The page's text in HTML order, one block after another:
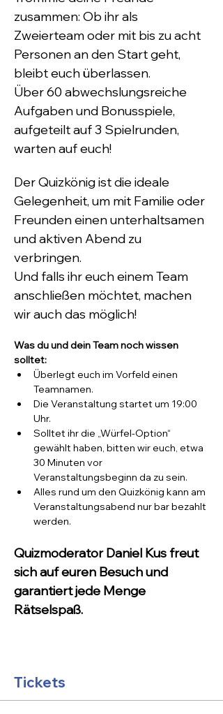
zusammen: Ob ihr als
Zweierteam oder mit bis zu acht
Personen an den Start geht,
bleibt euch überlassen.
Über 60 abwechslungsreiche
Aufgaben und Bonusspiele,
aufgeteilt auf 3 Spielrunden,
warten auf euch!
Der Quizkönig ist die ideale
Gelegenheit, um mit Familie oder
Freunden einen unterhaltsamen
und aktiven Abend zu
verbringen.
Und falls ihr euch einem Team
anschließen möchtet, machen
wir auch das möglich!
Was du und dein Team noch wissen
solltet:
Überlegt euch im Vorfeld einen
Teamnamen.
Die Veranstaltung startet um 19:00
Uhr.
Solltet ihr die „Würfel-Option“
gewählt haben, bitten wir euch, etwa
30 Minuten vor
Veranstaltungsbeginn da zu sein.
Alles rund um den Quizkönig kann am
Veranstaltungsabend nur bar bezahlt
werden.
Quizmoderator Daniel Kus freut
sich auf euren Besuch und
garantiert jede Menge
Rätselspaß.
Tickets